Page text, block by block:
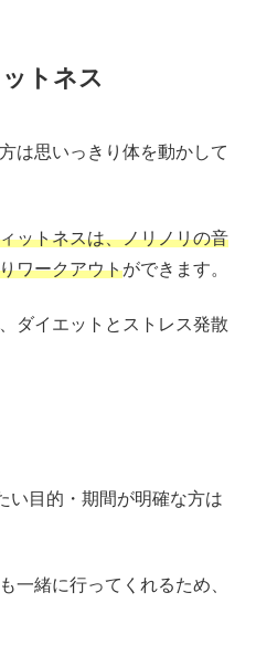
トネス
は思いっきり体を動かして
ットネスは、ノリノリの音
ワークアウトができます。
ダイエットとストレス発散
い目的・期間が明確な方は
一緒に行ってくれるため、